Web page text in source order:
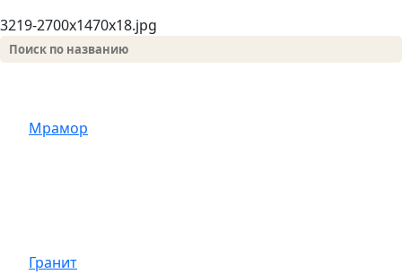
3219-2700х1470х18.jpg
Мрамор
Гранит